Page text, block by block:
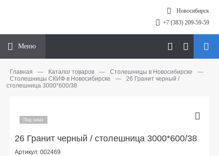
Новосибирск
+7 (383) 209-59-59
Меню
Главная — Каталог товаров — Столешницы в Новосибирске
—
Столешницы СКИФ в Новосибирске
—
26 Гранит черный /
cтолешница 3000*600/38
Под заказ
26 Гранит черный / cтолешница 3000*600/38
Артикул: 002469